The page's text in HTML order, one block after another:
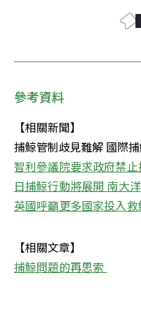
參考資料
【相關新聞】
智利參議院要求政府禁止
日捕鯨行動將展開 南大
英國呼籲更多國家投入救
捕鯨問題的再思索